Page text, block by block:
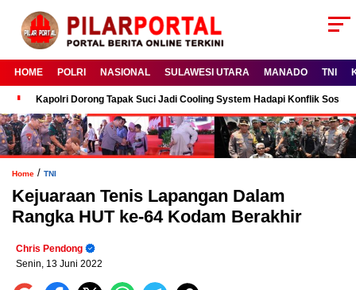
HOME POLRI NASIONAL SULAWESI UTARA MANADO TNI
Kapolri Dorong Tapak Suci Jadi Cooling System Hadapi Konflik Sosial
Home / TNI
Kejuaraan Tenis Lapangan Dalam
Rangka HUT ke-64 Kodam Berakhir
Chris Pendong
Senin, 13 Juni 2022